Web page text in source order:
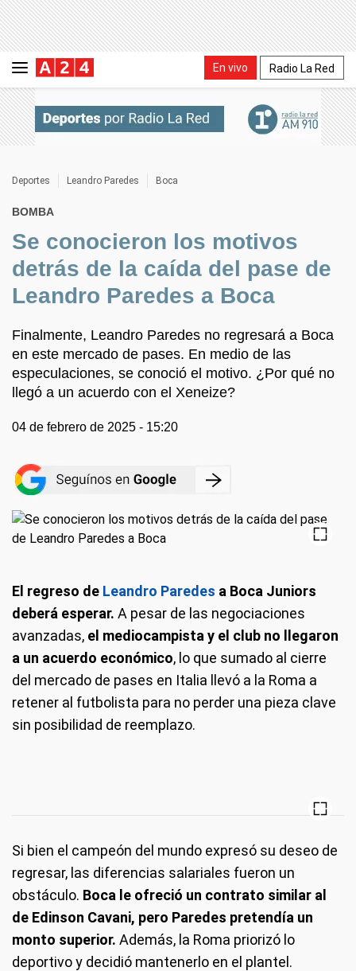
En vivo Radio La Red
Deportes Leandro Paredes Boca
BOMBA
Se conocieron los motivos
detrás de la caída del pase de
Leandro Paredes a Boca
Finalmente, Leandro Paredes no regresará a Boca
en este mercado de pases. En medio de las
especulaciones, se conoció el motivo. ¿Por qué no
llegó a un acuerdo con el Xeneize?
04 de febrero de 2025 - 15:20
El regreso de Leandro Paredes a Boca Juniors
deberá esperar. A pesar de las negociaciones
avanzadas, el mediocampista y el club no llegaron
a un acuerdo económico, lo que sumado al cierre
del mercado de pases en Italia llevó a la Roma a
retener al futbolista para no perder una pieza clave
sin posibilidad de reemplazo.
Si bien el campeón del mundo expresó su deseo de
regresar, las diferencias salariales fueron un
obstáculo. Boca le ofreció un contrato similar al
de Edinson Cavani, pero Paredes pretendía un
monto superior. Además, la Roma priorizó lo
deportivo y decidió mantenerlo en el plantel.